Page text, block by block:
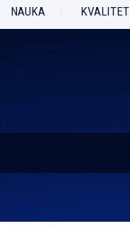
NAUKA KVALITET